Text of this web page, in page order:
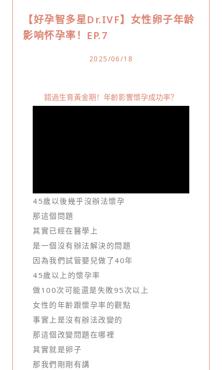
【好孕智多星Dr.IVF】女性卵子年龄
影响怀孕率！EP.7
2025/06/18
錯過生育黃金期！年齡影響懷孕成功率？
45歲以後幾乎沒辦法懷孕
那這個問題
其實已經在醫學上
是一個沒有辦法解決的問題
因為我們試管嬰兒做了40年
45歲以上的懷孕率
做100次可能還是失敗95次以上
女性的年齡跟懷孕率的觀點
事實上是沒有辦法改變的
那這個改變問題在哪裡
其實就是卵子
那我們剛剛有講